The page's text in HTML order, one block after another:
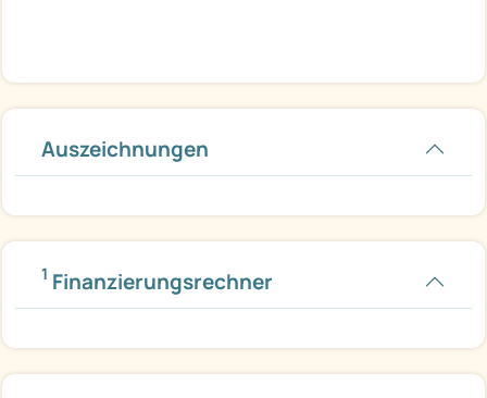
Auszeichnungen
1 Finanzierungsrechner